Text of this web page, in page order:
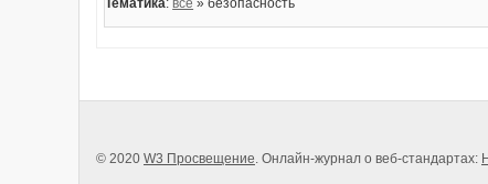
© 2020 W3 Просвещение. Онлайн-журнал о веб-стандартах: